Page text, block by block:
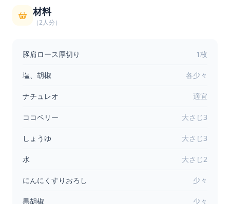
材料
（2人分）
豚肩ロース厚切り 1枚
塩、胡椒 各少々
ナチュレオ 適宜
ココベリー 大さじ3
しょうゆ 大さじ3
水 大さじ2
にんにくすりおろし 少々
黒胡椒 少々